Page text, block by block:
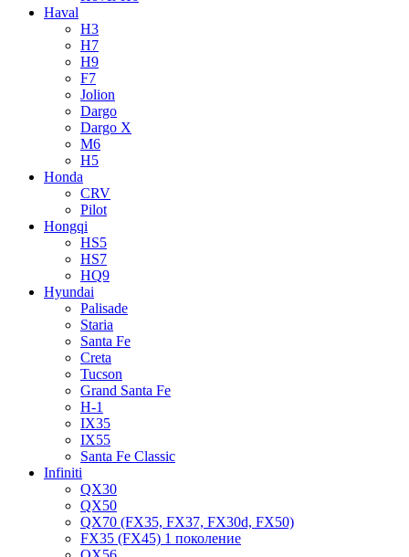
Haval
H3
H7
H9
F7
Jolion
Dargo
Dargo X
M6
H5
Honda
CRV
Pilot
Hongqi
HS5
HS7
HQ9
Hyundai
Palisade
Staria
Santa Fe
Creta
Tucson
Grand Santa Fe
H-1
IX35
IX55
Santa Fe Classic
Infiniti
QX30
QX50
QX70 (FX35, FX37, FX30d, FX50)
FX35 (FX45) 1 поколение